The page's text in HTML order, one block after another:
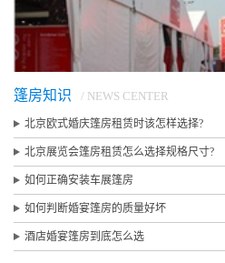
篷房知识 / NEWS CENTER
北京欧式婚庆篷房租赁时该怎样选择?
北京展览会篷房租赁怎么选择规格尺寸?
如何正确安装车展篷房
如何判断婚宴篷房的质量好坏
酒店婚宴篷房到底怎么选